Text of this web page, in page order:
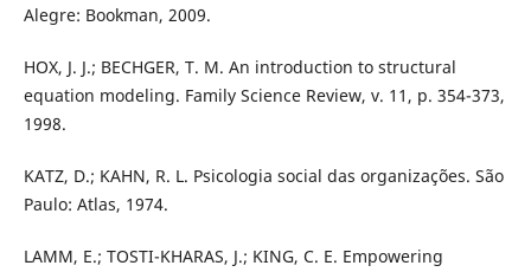
Alegre: Bookman, 2009.
HOX, J. J.; BECHGER, T. M. An introduction to structural
equation modeling. Family Science Review, v. 11, p. 354-373,
1998.
KATZ, D.; KAHN, R. L. Psicologia social das organizações. São
Paulo: Atlas, 1974.
LAMM, E.; TOSTI-KHARAS, J.; KING, C. E. Empowering